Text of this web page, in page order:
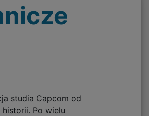
studia Capcom od
Po wielu